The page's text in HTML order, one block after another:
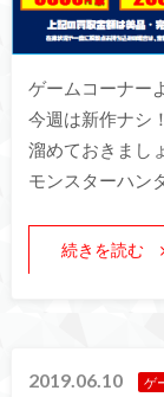
ゲームコーナー
今週は新作ナシ
溜めておきまし
モンスターハン
続きを読む
2019.06.10 ゲ